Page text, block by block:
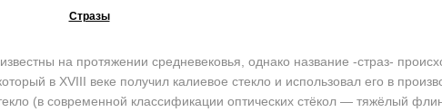
Стразы
на протяжении средневековья, однако название -страз-
в XVIII веке получил калиевое стекло и использовал его в
(в современной классификации оптических стёкол — тяжёлый